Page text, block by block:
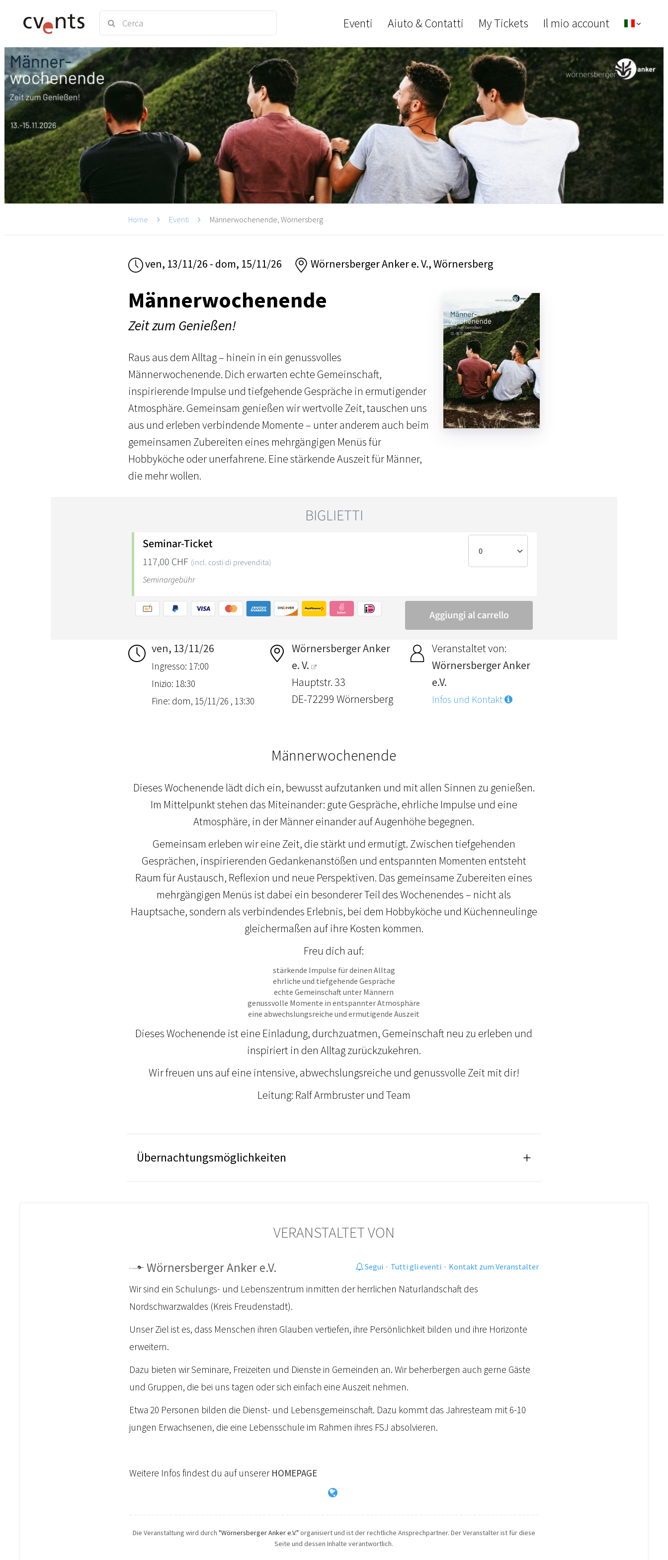
Eventi Aiuto & Contatti My Tickets Il mio account
Home Eventi Männerwochenende, Wörnersberg
ven, 13/11/26 - dom, 15/11/26 Wörnersberger Anker e. V., Wörnersberg
Männerwochenende
Zeit zum Genießen!
Raus aus dem Alltag – hinein in ein genussvolles
Männerwochenende. Dich erwarten echte Gemeinschaft,
inspirierende Impulse und tiefgehende Gespräche in ermutigender
Atmosphäre. Gemeinsam genießen wir wertvolle Zeit, tauschen uns
aus und erleben verbindende Momente – unter anderem auch beim
gemeinsamen Zubereiten eines mehrgängigen Menüs für
Hobbyköche oder unerfahrene. Eine stärkende Auszeit für Männer,
die mehr wollen.
ven, 13/11/26
Ingresso: 17:00
Inizio: 18:30
Fine: dom, 15/11/26 , 13:30
Wörnersberger Anker
e. V.
Hauptstr. 33
DE-72299 Wörnersberg
Veranstaltet von:
Wörnersberger Anker
e.V.
Infos und Kontakt
Männerwochenende
Dieses Wochenende lädt dich ein, bewusst aufzutanken und mit allen Sinnen zu genießen.
Im Mittelpunkt stehen das Miteinander: gute Gespräche, ehrliche Impulse und eine
Atmosphäre, in der Männer einander auf Augenhöhe begegnen.
Gemeinsam erleben wir eine Zeit, die stärkt und ermutigt. Zwischen tiefgehenden
Gesprächen, inspirierenden Gedankenanstößen und entspannten Momenten entsteht
Raum für Austausch, Reflexion und neue Perspektiven. Das gemeinsame Zubereiten eines
mehrgängigen Menüs ist dabei ein besonderer Teil des Wochenendes – nicht als
Hauptsache, sondern als verbindendes Erlebnis, bei dem Hobbyköche und Küchenneulinge
gleichermaßen auf ihre Kosten kommen.
Freu dich auf:
stärkende Impulse für deinen Alltag
ehrliche und tiefgehende Gespräche
echte Gemeinschaft unter Männern
genussvolle Momente in entspannter Atmosphäre
eine abwechslungsreiche und ermutigende Auszeit
Dieses Wochenende ist eine Einladung, durchzuatmen, Gemeinschaft neu zu erleben und
inspiriert in den Alltag zurückzukehren.
Wir freuen uns auf eine intensive, abwechslungsreiche und genussvolle Zeit mit dir!
Leitung: Ralf Armbruster und Team
Übernachtungsmöglichkeiten
VERANSTALTET VON
Wörnersberger Anker e.V. Segui · Tutti gli eventi · Kontakt zum Veranstalter
Wir sind ein Schulungs- und Lebenszentrum inmitten der herrlichen Naturlandschaft des
Nordschwarzwaldes (Kreis Freudenstadt).
Unser Ziel ist es, dass Menschen ihren Glauben vertiefen, ihre Persönlichkeit bilden und ihre Horizonte
erweitern.
Dazu bieten wir Seminare, Freizeiten und Dienste in Gemeinden an. Wir beherbergen auch gerne Gäste
und Gruppen, die bei uns tagen oder sich einfach eine Auszeit nehmen.
Etwa 20 Personen bilden die Dienst- und Lebensgemeinschaft. Dazu kommt das Jahresteam mit 6-10
jungen Erwachsenen, die eine Lebensschule im Rahmen ihres FSJ absolvieren.
Weitere Infos findest du auf unserer HOMEPAGE
Die Veranstaltung wird durch "Wörnersberger Anker e.V." organisiert und ist der rechtliche Ansprechpartner. Der Veranstalter ist für diese
Seite und dessen Inhalte verantwortlich.